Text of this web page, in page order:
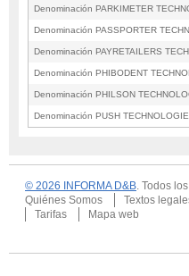
Denominación PARKIMETER
Denominación PASSPORTER
Denominación PAYRETAILERS
Denominación PHIBODENT
Denominación PHILSON
Denominación PUSH
© 2026 INFORMA D&B. Todos
Quiénes Somos
Textos
Tarifas
Mapa web